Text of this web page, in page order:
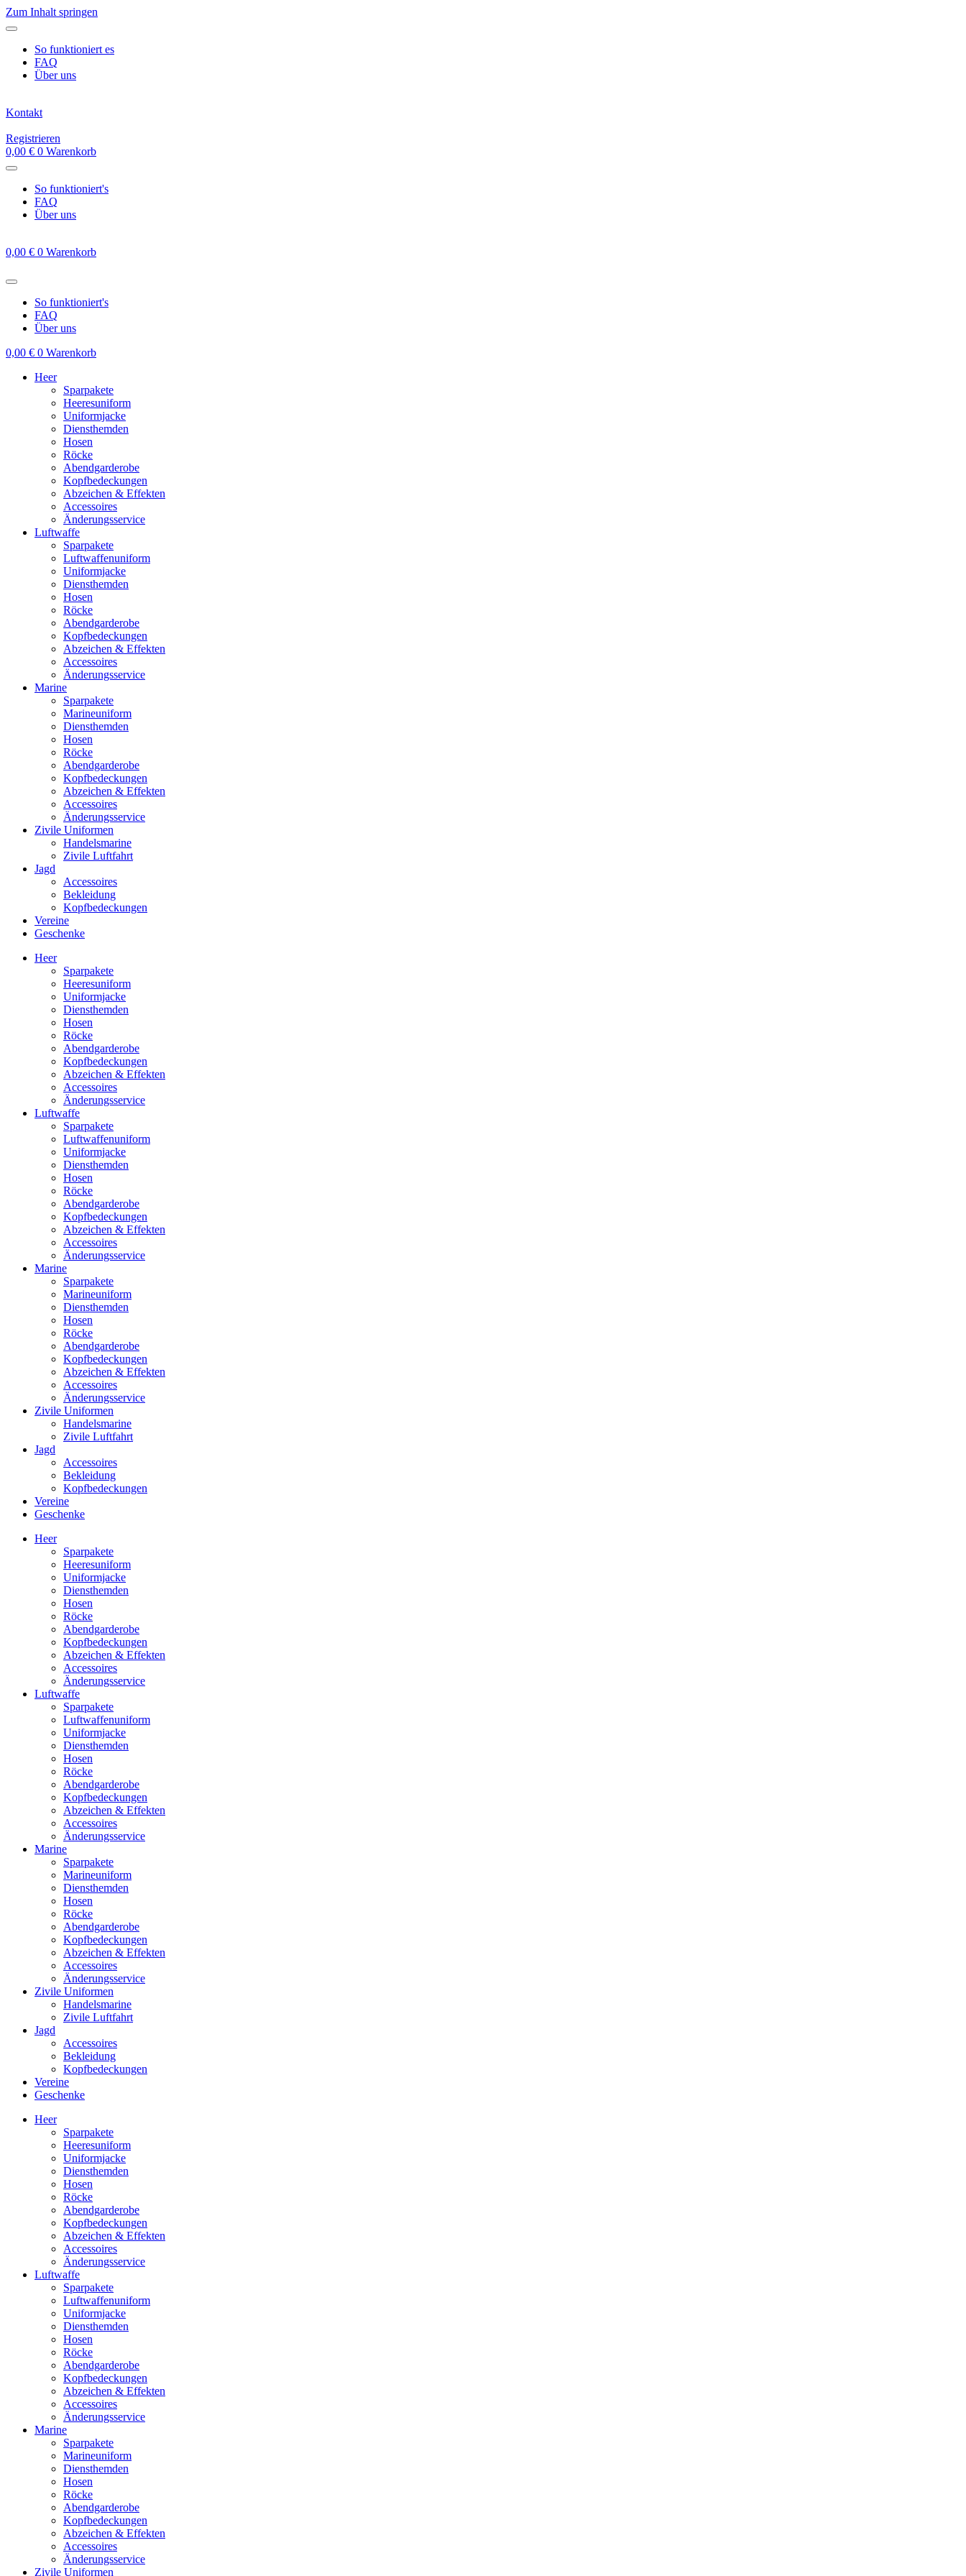
Zum Inhalt springen
So funktioniert es
FAQ
Über uns
Kontakt
Registrieren
0,00 € 0 Warenkorb
So funktioniert's
FAQ
Über uns
0,00 € 0 Warenkorb
So funktioniert's
FAQ
Über uns
0,00 € 0 Warenkorb
Heer
Sparpakete
Heeresuniform
Uniformjacke
Diensthemden
Hosen
Röcke
Abendgarderobe
Kopfbedeckungen
Abzeichen & Effekten
Accessoires
Änderungsservice
Luftwaffe
Sparpakete
Luftwaffenuniform
Uniformjacke
Diensthemden
Hosen
Röcke
Abendgarderobe
Kopfbedeckungen
Abzeichen & Effekten
Accessoires
Änderungsservice
Marine
Sparpakete
Marineuniform
Diensthemden
Hosen
Röcke
Abendgarderobe
Kopfbedeckungen
Abzeichen & Effekten
Accessoires
Änderungsservice
Zivile Uniformen
Handelsmarine
Zivile Luftfahrt
Jagd
Accessoires
Bekleidung
Kopfbedeckungen
Vereine
Geschenke
Heer
Sparpakete
Heeresuniform
Uniformjacke
Diensthemden
Hosen
Röcke
Abendgarderobe
Kopfbedeckungen
Abzeichen & Effekten
Accessoires
Änderungsservice
Luftwaffe
Sparpakete
Luftwaffenuniform
Uniformjacke
Diensthemden
Hosen
Röcke
Abendgarderobe
Kopfbedeckungen
Abzeichen & Effekten
Accessoires
Änderungsservice
Marine
Sparpakete
Marineuniform
Diensthemden
Hosen
Röcke
Abendgarderobe
Kopfbedeckungen
Abzeichen & Effekten
Accessoires
Änderungsservice
Zivile Uniformen
Handelsmarine
Zivile Luftfahrt
Jagd
Accessoires
Bekleidung
Kopfbedeckungen
Vereine
Geschenke
Heer
Sparpakete
Heeresuniform
Uniformjacke
Diensthemden
Hosen
Röcke
Abendgarderobe
Kopfbedeckungen
Abzeichen & Effekten
Accessoires
Änderungsservice
Luftwaffe
Sparpakete
Luftwaffenuniform
Uniformjacke
Diensthemden
Hosen
Röcke
Abendgarderobe
Kopfbedeckungen
Abzeichen & Effekten
Accessoires
Änderungsservice
Marine
Sparpakete
Marineuniform
Diensthemden
Hosen
Röcke
Abendgarderobe
Kopfbedeckungen
Abzeichen & Effekten
Accessoires
Änderungsservice
Zivile Uniformen
Handelsmarine
Zivile Luftfahrt
Jagd
Accessoires
Bekleidung
Kopfbedeckungen
Vereine
Geschenke
Heer
Sparpakete
Heeresuniform
Uniformjacke
Diensthemden
Hosen
Röcke
Abendgarderobe
Kopfbedeckungen
Abzeichen & Effekten
Accessoires
Änderungsservice
Luftwaffe
Sparpakete
Luftwaffenuniform
Uniformjacke
Diensthemden
Hosen
Röcke
Abendgarderobe
Kopfbedeckungen
Abzeichen & Effekten
Accessoires
Änderungsservice
Marine
Sparpakete
Marineuniform
Diensthemden
Hosen
Röcke
Abendgarderobe
Kopfbedeckungen
Abzeichen & Effekten
Accessoires
Änderungsservice
Zivile Uniformen